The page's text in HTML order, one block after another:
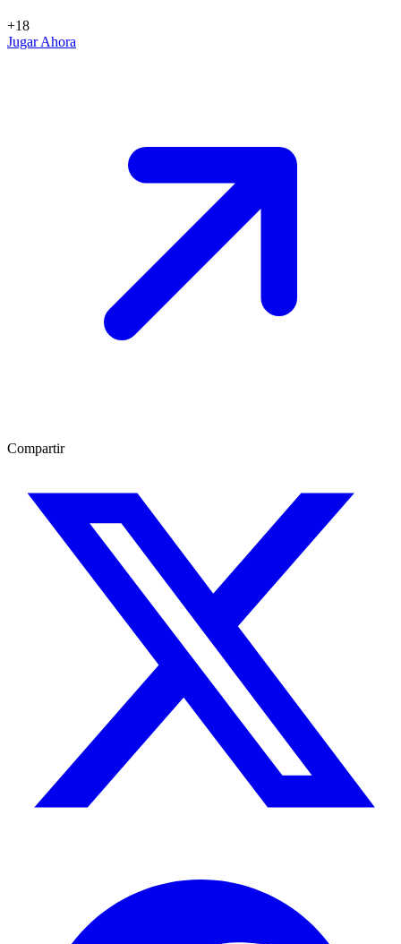
+18
Jugar Ahora
Compartir